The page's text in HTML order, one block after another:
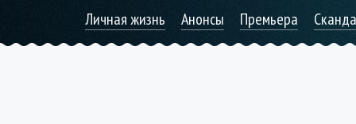
Личная жизнь Анонсы Премьера